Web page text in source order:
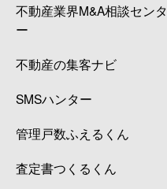
不動産業界M&A相談センタ
ー
不動産の集客ナビ
SMSハンター
管理戸数ふえるくん
査定書つくるくん